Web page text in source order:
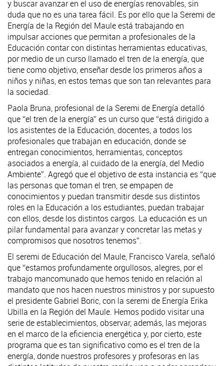
y buscar avanzar en el uso de energías renovables, sin
duda que no es una tarea fácil. Es por ello que la Seremi de
Energía de la Región del Maule está trabajando en
impulsar acciones que permitan a profesionales de la
Educación contar con distintas herramientas educativas,
por medio de un curso llamado el tren de la energía, que
tiene como objetivo, enseñar desde los primeros años a
niños y niñas, en estos temas que son tan relevantes para
la sociedad.
Paola Bruna, profesional de la Seremi de Energía detalló
que “el tren de la energía” es un curso que “está dirigido a
los asistentes de la Educación, docentes, a todos los
profesionales que trabajan en educación, donde se
entregan conocimientos, herramientas, conceptos
asociados a energía, al cuidado de la energía, del Medio
Ambiente”. Agregó que el objetivo de esta instancia es “que
las personas que toman el tren, se empapen de
conocimientos y puedan transmitir desde sus distintos
roles en la Educación a los estudiantes, puedan trabajar
con ellos, desde los distintos cargos. La educación es un
pilar fundamental para avanzar y concretar las metas y
compromisos que nosotros tenemos”.
El seremi de Educación del Maule, Francisco Varela, señaló
que “estamos profundamente orgullosos, alegres, por el
trabajo mancomunado que hemos tenido en relación al
mandato que nos hacen nuestros ministros y por supuesto
el presidente Gabriel Boric, con la seremi de Energía Erika
Ubilla en la Región del Maule. Hemos podido visitar una
serie de establecimientos, observar, además, las mejoras
en el marco de la eficiencia energética y, por cierto, este
programa que es tan significativo como es el tren de la
energía, donde nuestros profesores y profesoras en las